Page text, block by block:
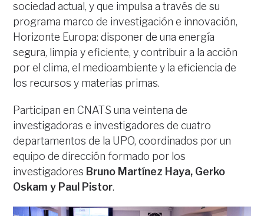
sociedad actual, y que impulsa a través de su
programa marco de investigación e innovación,
Horizonte Europa: disponer de una energía
segura, limpia y eficiente, y contribuir a la acción
por el clima, el medioambiente y la eficiencia de
los recursos y materias primas.
Participan en CNATS una veintena de
investigadoras e investigadores de cuatro
departamentos de la UPO, coordinados por un
equipo de dirección formado por los
investigadores Bruno Martínez Haya, Gerko
Oskam y Paul Pistor.